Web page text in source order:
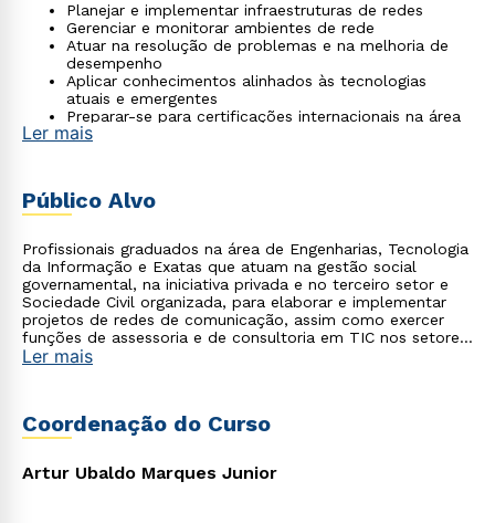
Planejar e implementar infraestruturas de redes
Gerenciar e monitorar ambientes de rede
Atuar na resolução de problemas e na melhoria de
desempenho
Aplicar conhecimentos alinhados às tecnologias
atuais e emergentes
Preparar-se para certificações internacionais na área
de redes
Ler mais
Público Alvo
Profissionais graduados na área de Engenharias, Tecnologia
da Informação e Exatas que atuam na gestão social
governamental, na iniciativa privada e no terceiro setor e
Sociedade Civil organizada, para elaborar e implementar
projetos de redes de comunicação, assim como exercer
funções de assessoria e de consultoria em TIC nos setores
público e privados.
Ler mais
Coordenação do Curso
Artur Ubaldo Marques Junior